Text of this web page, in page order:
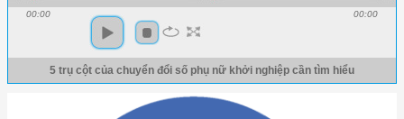
00:00 00:00
5 trụ cột của chuyển đổi số phụ nữ khởi nghiệp cần tìm hiểu